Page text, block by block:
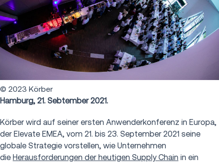
© 2023 Körber
Hamburg, 21. Sebtember 2021.
Körber wird auf seiner ersten Anwenderkonferenz in Europa,
der Elevate EMEA, vom 21. bis 23. September 2021 seine
globale Strategie vorstellen, wie Unternehmen
die Herausforderungen der heutigen Supply Chain in ein